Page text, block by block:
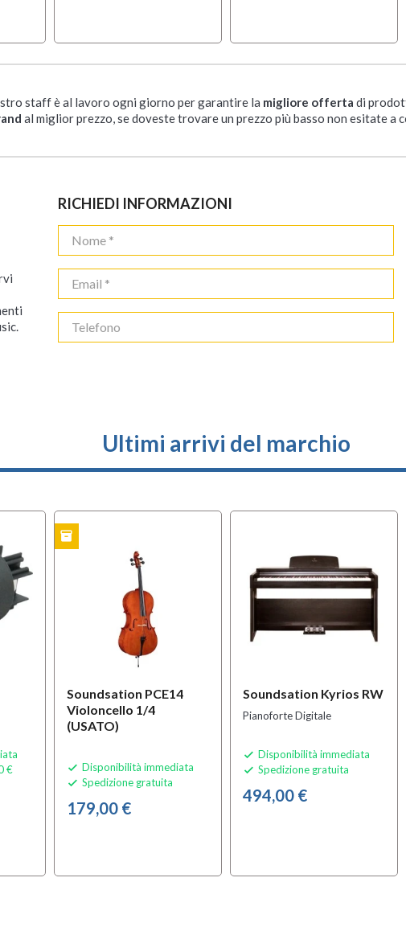
staff è al lavoro ogni giorno per garantire la migliore offerta di
al miglior prezzo, se doveste trovare un prezzo più basso non esitate a
RICHIEDI INFORMAZIONI
Ultimi arrivi del marchio
€
Soundsation PCE14
Violoncello 1/4
(USATO)
 Disponibilità immediata
 Spedizione gratuita
179,00 €
inventory
Soundsation Kyrios RW
Pianoforte Digitale
 Disponibilità immediata
 Spedizione gratuita
494,00 €